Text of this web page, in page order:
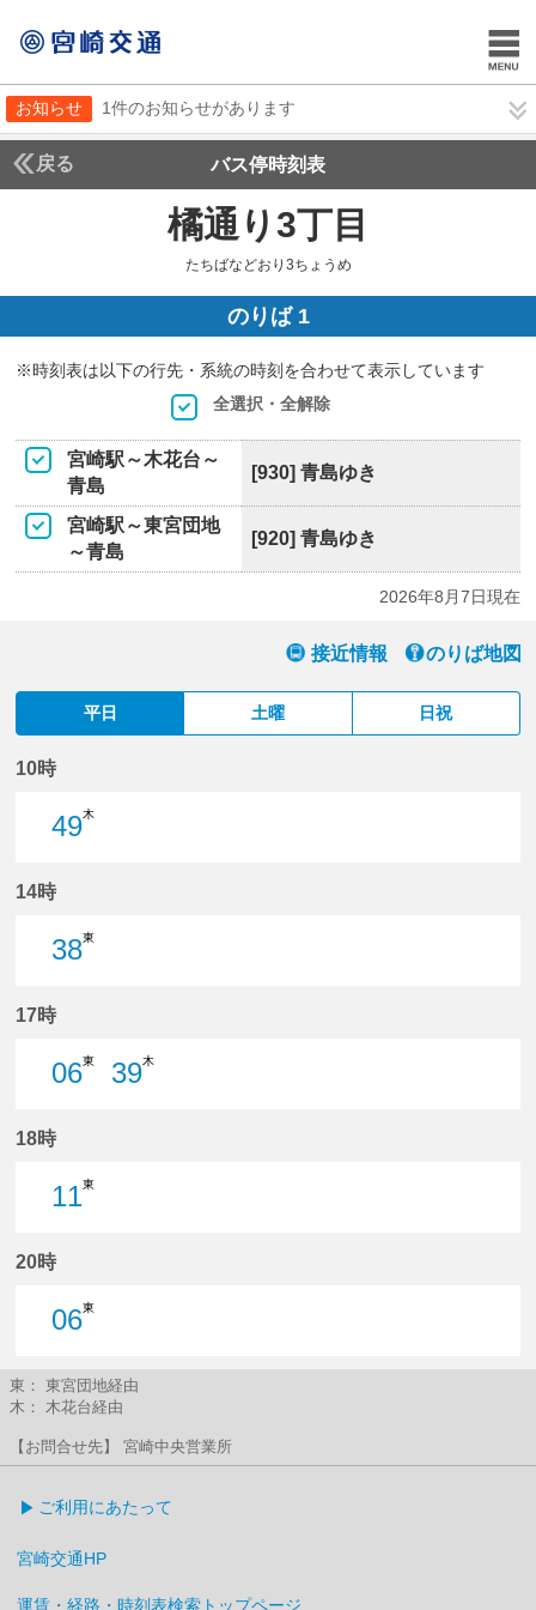
お知らせ 1件のお知らせがあります
戻る バス停時刻表
橘通り3丁目
たちばなどおり3ちょうめ
のりば 1
※時刻表は以下の行先・系統の時刻を合わせて表示しています
全選択・全解除
宮崎駅～木花台～
青島
[930] 青島ゆき
宮崎駅～東宮団地
～青島
[920] 青島ゆき
2026年8月7日現在
接近情報 のりば地図
平日 土曜 日祝
10時
49木
14時
38東
17時
06東
39木
18時
11東
20時
06東
東： 東宮団地経由
木： 木花台経由
【お問合せ先】 宮崎中央営業所
ご利用にあたって
宮崎交通HP
運賃・経路・時刻表検索トップページ